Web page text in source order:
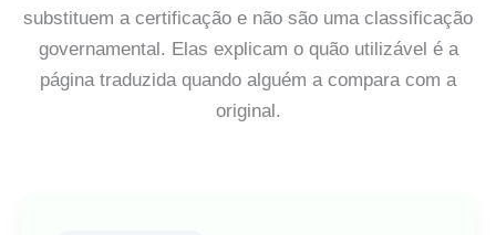
substituem a certificação e não são uma classificação
governamental. Elas explicam o quão utilizável é a
página traduzida quando alguém a compara com a
original.